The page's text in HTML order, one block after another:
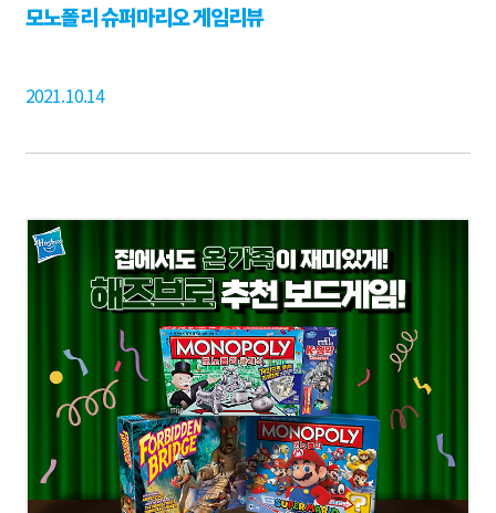
모노폴리 슈퍼마리오 게임리뷰
2021.10.14